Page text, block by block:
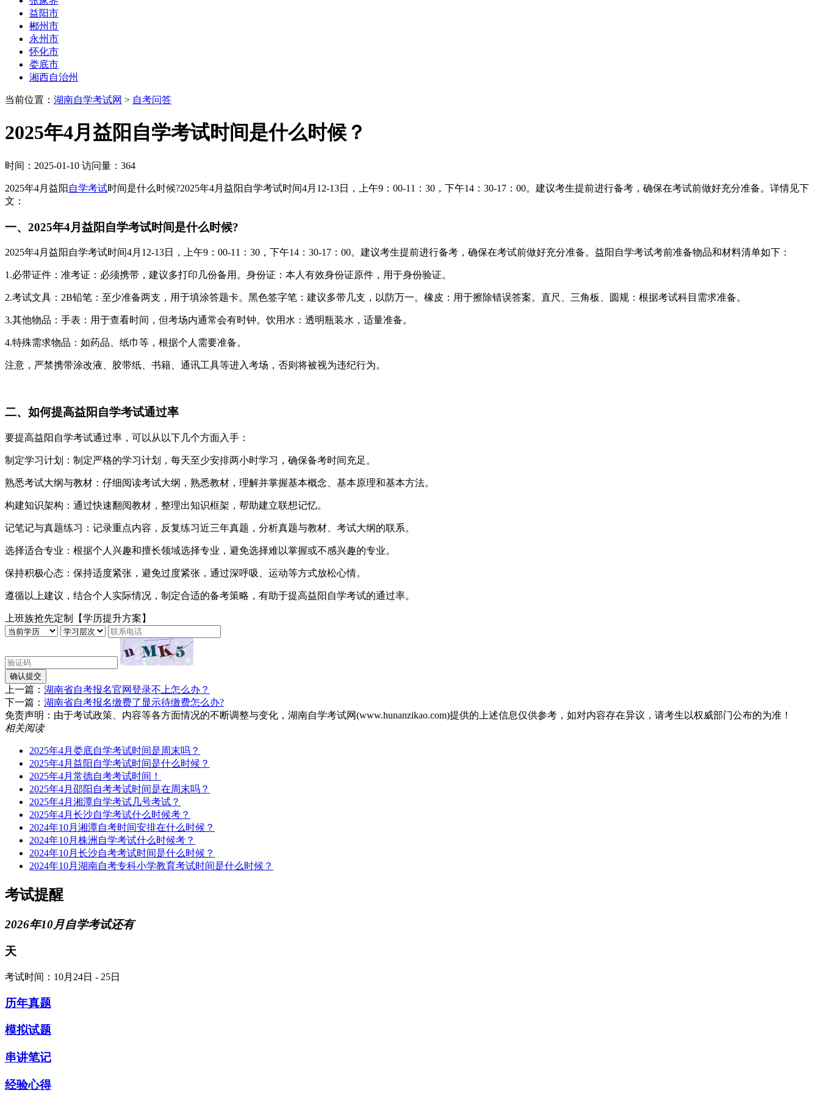
益阳市
郴州市
永州市
怀化市
娄底市
湘西自治州
当前位置： 湖南自学考试网 > 自考问答
2025年4月益阳自学考试时间是什么时候？
时间：2025-01-10 访问量：364
2025年4月益阳 自学考试时间是什么时候?2025年4月益阳自学考试时间4月12-13日，上午9：00-11：30，下午14：30-17：00。建议考生提前进行备考，确保在考试前做好充分准备。详情见下
文：
一、2025年4月益阳自学考试时间是什么时候?
2025年4月益阳自学考试时间4月12-13日，上午9：00-11：30，下午14：30-17：00。建议考生提前进行备考，确保在考试前做好充分准备。益阳自学考试考前准备物品和材料清单如下：
1.必带证件‌：准考证‌：必须携带，建议多打印几份备用‌。‌身份证‌：本人有效身份证原件，用于身份验证‌。
2.‌考试文具‌：‌2B铅笔‌：至少准备两支，用于填涂答题卡‌。黑色签字笔‌：建议多带几支，以防万一‌。‌橡皮‌：用于擦除错误答案‌。‌直尺、三角板、圆规‌：根据考试科目需求准备‌。
3.‌其他物品‌：‌手表‌：用于查看时间，但考场内通常会有时钟‌。‌饮用水‌：透明瓶装水，适量准备‌。
4.‌特殊需求物品‌：如药品、纸巾等，根据个人需要准备‌。
注意，严禁携带涂改液、胶带纸、书籍、通讯工具等进入考场，否则将被视为违纪行为‌。
二、如何提高益阳自学考试通过率
要提高益阳自学考试通过率，可以从以下几个方面入手：
‌制定学习计划‌：制定严格的学习计划，每天至少安排两小时学习，确保备考时间充足‌。
‌熟悉考试大纲与教材‌：仔细阅读考试大纲，熟悉教材，理解并掌握基本概念、基本原理和基本方法‌。
‌构建知识架构‌：通过快速翻阅教材，整理出知识框架，帮助建立联想记忆‌。
‌记笔记与真题练习‌：记录重点内容，反复练习近三年真题，分析真题与教材、考试大纲的联系‌。
‌选择适合专业‌：根据个人兴趣和擅长领域选择专业，避免选择难以掌握或不感兴趣的专业‌。
‌保持积极心态‌：保持适度紧张，避免过度紧张，通过深呼吸、运动等方式放松心情‌。
遵循以上建议，结合个人实际情况，制定合适的备考策略，有助于提高益阳自学考试的通过率‌。
上班族抢先定制【学历提升方案】
确认提交
上一篇： 湖南省自考报名官网登录不上怎么办？
下一篇： 湖南省自考报名缴费了显示待缴费怎么办?
免责声明：由于考试政策、内容等各方面情况的不断调整与变化，湖南自学考试网(www.hunanzikao.com)提供的上述信息仅供参考，如对内容存在异议，请考生以权威部门公布的为准！
相关阅读
2025年4月娄底自学考试时间是周末吗？
2025年4月益阳自学考试时间是什么时候？
2025年4月常德自考考试时间！
2025年4月邵阳自考考试时间是在周末吗？
2025年4月湘潭自学考试几号考试？
2025年4月长沙自学考试什么时候考？
2024年10月湘潭自考时间安排在什么时候？
2024年10月株洲自学考试什么时候考？
2024年10月长沙自考考试时间是什么时候？
2024年10月湖南自考专科小学教育考试时间是什么时候？
考试提醒
2026年10月自学考试还有
天
考试时间：10月24日 - 25日
历年真题
模拟试题
串讲笔记
经验心得